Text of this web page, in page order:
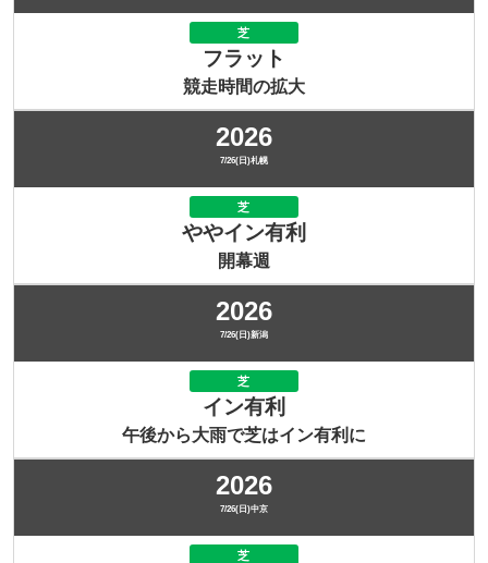
芝
フラット
競走時間の拡大
2026
7/26(日)札幌
芝
ややイン有利
開幕週
2026
7/26(日)新潟
芝
イン有利
午後から大雨で芝はイン有利に
2026
7/26(日)中京
芝